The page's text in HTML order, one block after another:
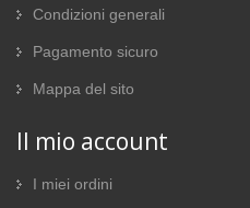
Condizioni generali
Pagamento sicuro
Mappa del sito
Il mio account
I miei ordini